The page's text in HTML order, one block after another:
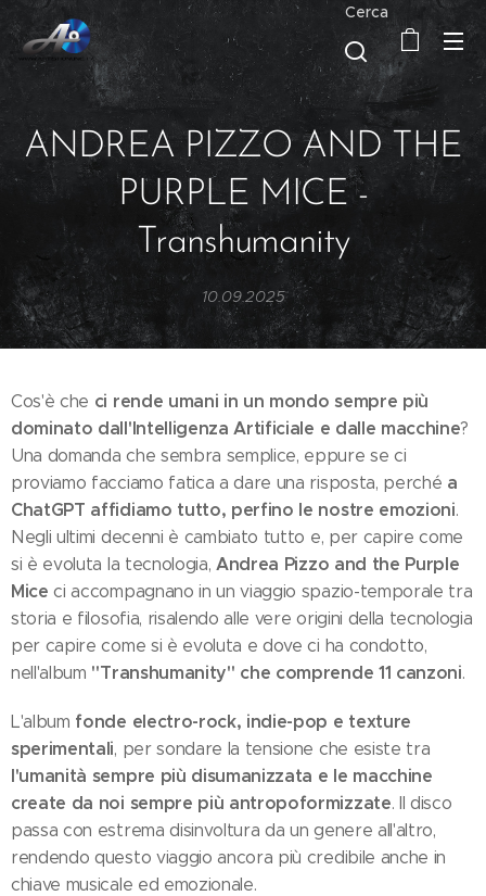
Cerca
ANDREA PIZZO AND THE
PURPLE MICE -
Transhumanity
10.09.2025
Cos'è che ci rende umani in un mondo sempre più
dominato dall'Intelligenza Artificiale e dalle macchine?
Una domanda che sembra semplice, eppure se ci
proviamo facciamo fatica a dare una risposta, perché a
ChatGPT affidiamo tutto, perfino le nostre emozioni.
Negli ultimi decenni è cambiato tutto e, per capire come
si è evoluta la tecnologia,Andrea Pizzo and the Purple
Mice ci accompagnano in un viaggio spazio-temporale tra
storia e filosofia, risalendo alle vere origini della tecnologia
per capire come si è evoluta e dove ci ha condotto,
nell'album "Transhumanity" che comprende 11 canzoni.
L'album fonde electro-rock, indie-pop e texture
sperimentali, per sondare la tensione che esiste tra
l'umanità sempre più disumanizzata e le macchine
create da noi sempre più antropoformizzate. Il disco
passa con estrema disinvoltura da un genere all'altro,
rendendo questo viaggio ancora più credibile anche in
chiave musicale ed emozionale.